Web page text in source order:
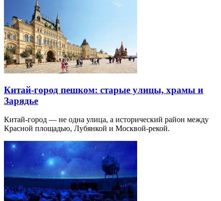
Китай-город пешком: старые улицы, храмы и
Зарядье
Китай-город — не одна улица, а исторический район между
Красной площадью, Лубянкой и Москвой-рекой.